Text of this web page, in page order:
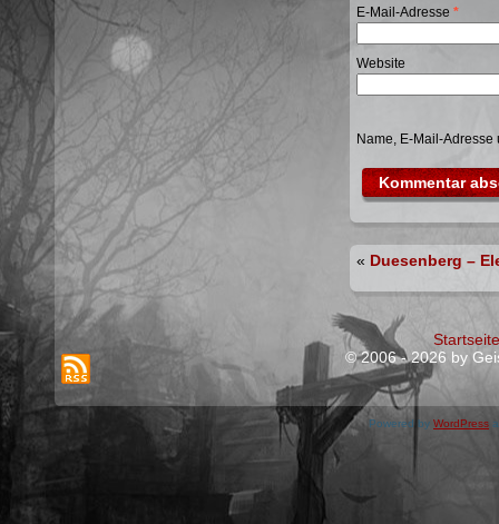
E-Mail-Adresse *
Website
Name, E-Mail-
« Duesenberg –
Startseite
© 2006 - 2026 by
Powered by WordPress